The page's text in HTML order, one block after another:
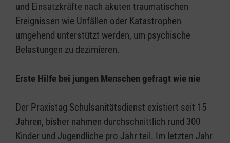
und Einsatzkräfte nach akuten traumatischen
Ereignissen wie Unfällen oder Katastrophen
umgehend unterstützt werden, um psychische
Belastungen zu dezimieren.
Erste Hilfe bei jungen Menschen gefragt wie nie
Der Praxistag Schulsanitätsdienst existiert seit 15
Jahren, bisher nahmen durchschnittlich rund 300
Kinder und Jugendliche pro Jahr teil. Im letzten Jahr